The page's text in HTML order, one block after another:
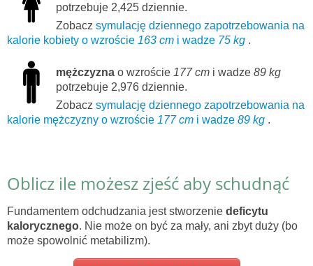
potrzebuje 2,425 dziennie.
Zobacz symulację dziennego zapotrzebowania na
kalorie kobiety o wzroście 163 cm i wadze 75 kg .
mężczyzna o wzroście 177 cm i wadze 89 kg
potrzebuje 2,976 dziennie.
Zobacz symulację dziennego zapotrzebowania na
kalorie mężczyzny o wzroście 177 cm i wadze 89 kg .
Oblicz ile możesz zjeść aby schudnąć
Fundamentem odchudzania jest stworzenie deficytu
kalorycznego. Nie może on być za mały, ani zbyt duży (bo
może spowolnić metabilizm).